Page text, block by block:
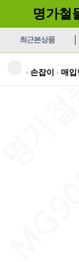
명가철
최근본상품
> 손잡이 > 매입